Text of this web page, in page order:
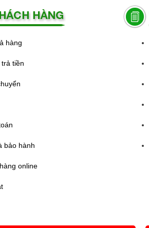
hàng
tiền
bảo hành
online